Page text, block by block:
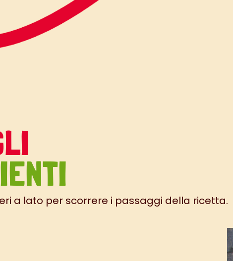
a lato per scorrere i passaggi della ricetta.